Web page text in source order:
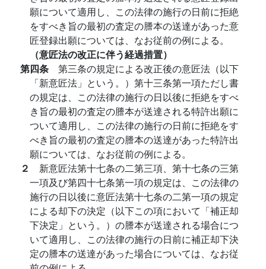
願について適用し、この法律の施行の日前に拒絶
をすべき旨の最初の査定の謄本の送達があった意
匠登録出願については、なお従前の例による。
（意匠法の改正に伴う経過措置）
第四条 第三条の規定による改正後の意匠法（以下
「新意匠法」という。）第十三条第一項ただし書
の規定は、この法律の施行の日以後に拒絶をすべ
き旨の最初の査定の謄本が送達される特許出願に
ついて適用し、この法律の施行の日前に拒絶をす
べき旨の最初の査定の謄本の送達があった特許出
願については、なお従前の例による。
２ 新意匠法第十七条の二第三項、第十七条の三第
一項及び第四十七条第一項の規定は、この法律の
施行の日以後に意匠法第十七条の二第一項の規定
による却下の決定（以下この項において「補正却
下決定」という。）の謄本が送達される場合につ
いて適用し、この法律の施行の日前に補正却下決
定の謄本の送達があった場合については、なお従